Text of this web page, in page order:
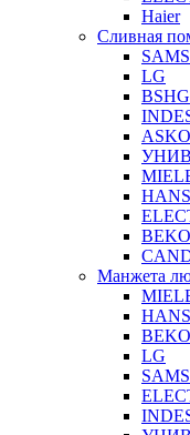
Haier
Сливная
LG
BSHG
BEKO
Манжета
BEKO
LG